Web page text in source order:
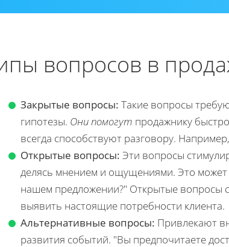
вопросов в
Закрытые вопросы: Такие вопросы
гипотезы. Они помогут продажнику
всегда способствуют разговору.
Открытые вопросы: Эти вопросы
делясь мнением и ощущениями. Это
нашем предложении?" Открытые вопросы
выявить настоящие потребности клиента.
Альтернативные вопросы: Привлекают
развития событий. "Вы предпочитаете